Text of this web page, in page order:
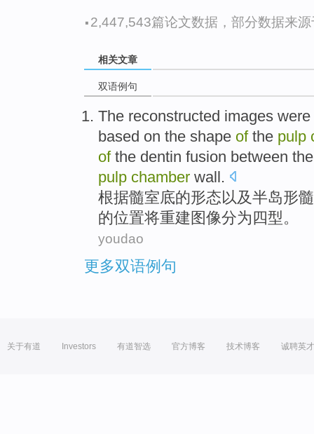
·2,447,543篇论文数据，部分数据来
相关文章
双语例句
The reconstructed images were
based on the shape ofthe pulp
ofthe dentin fusion between
pulp chamber wall.
根据髓室底的形态以及半岛形
的位置将重建图像分为四型。
youdao
更多双语例句
关于有道 Investors 有道智选 官方博客 技术博客 诚聘英才